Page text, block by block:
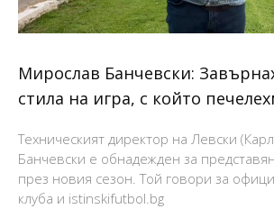
Мирослав Банчевски:
стила на игра, с който
Техническият директор на Левски
Банчевски е обнадежден за
през новия сезон. Той говори за
клуба и istinskifutbol.bg